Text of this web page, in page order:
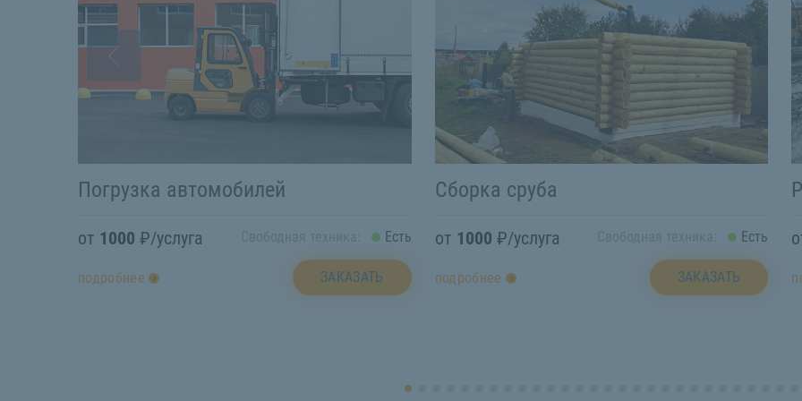
Погрузка автомобилей
от 1000 ₽/услуга Есть
подробнее ЗАКАЗАТЬ
Сборка сруба
от 1000 ₽/услуга Есть
подробнее ЗАКАЗАТЬ